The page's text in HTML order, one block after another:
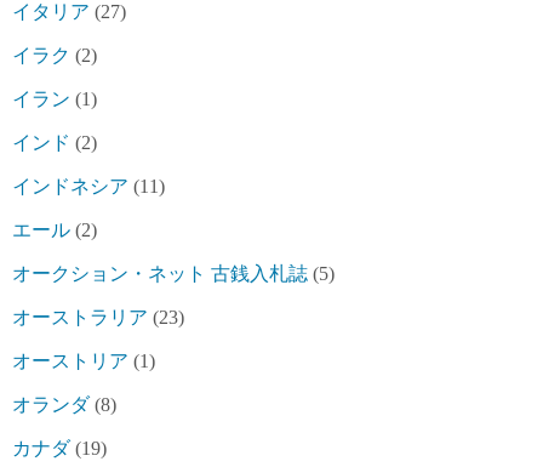
イタリア (27)
イラク (2)
イラン (1)
インド (2)
インドネシア (11)
エール (2)
オークション・ネット 古銭入札誌 (5)
オーストラリア (23)
オーストリア (1)
オランダ(8)
カナダ(19)